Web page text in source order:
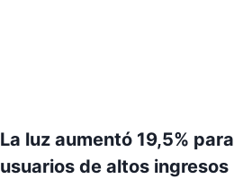
La luz aumentó 19,5% para
usuarios de altos ingresos